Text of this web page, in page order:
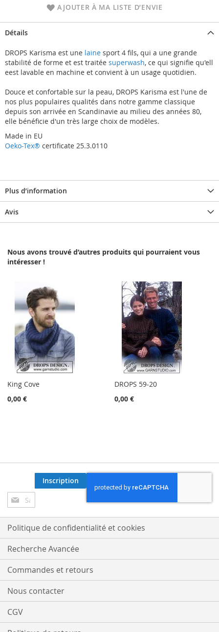
AJOUTER À MA LISTE D’ENVIE
Détails
DROPS Karisma est une laine sport 4 fils, qui a une grande
stabilité de forme et est traitée superwash, ce qui signifie qu'ell
eest lavable en machine et convient à un usage quotidien.
Douce et confortable sur la peau, DROPS Karisma est l'une de
nos plus populaires qualités dans notre gamme classique
depuis son arrivée en Scandinavie au milieu des années 80,
elle bénéficie d'un très large choix de modèles.
Made in EU
Oeko-Tex® certificate 25.3.0110
Plus d’information
Avis
Nous avons trouvé d’autres produits qui pourraient vous
intéresser !
King Cove
0,00 €
DROPS 59-20
0,00 €
Inscription
à
notre
lettre
d’information
:
Inscription
Politique de confidentialité et cookies
Recherche Avancée
Commandes et retours
Nous contacter
CGV